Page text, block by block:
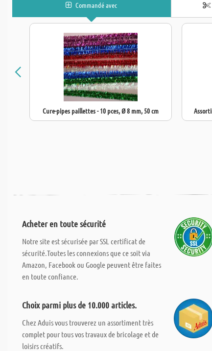
Commandé avec
Cure-pipes paillettes - 10 pces, Ø 8 mm, 50 cm
Acheter en toute sécurité
Notre site est sécurisée par SSL certificat de
sécurité.Toutes les connexions que ce soit via
Amazon, Facebook ou Google peuvent être faites
en toute confiance.
Choix parmi plus de 10.000 articles.
Chez Aduis vous trouverez un assortiment très
complet pour tous vos travaux de bricolage et de
loisirs créatifs.